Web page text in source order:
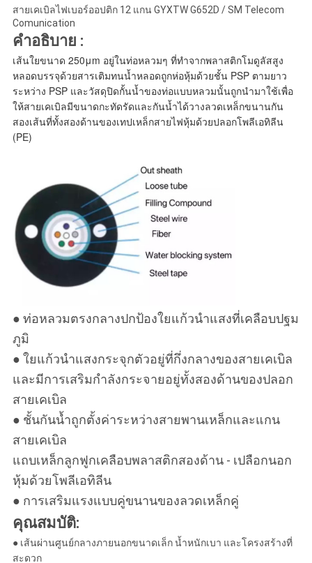
สายเคเบิลไฟเบอร์ออปติก 12 แกน GYXTW G652D / SM Telecom
Comunication
คำอธิบาย :
เส้นใยขนาด 250μm อยู่ในท่อหลวมๆ ที่ทำจากพลาสติกโมดูลัสสูง
หลอดบรรจุด้วยสารเติมทนน้ำหลอดถูกห่อหุ้มด้วยชั้น PSP ตามยาว
ระหว่าง PSP และวัสดุปิดกั้นน้ำของท่อแบบหลวมนั้นถูกนำมาใช้เพื่อ
ให้สายเคเบิลมีขนาดกะทัดรัดและกันน้ำได้วางลวดเหล็กขนานกัน
สองเส้นที่ทั้งสองด้านของเทปเหล็กสายไฟหุ้มด้วยปลอกโพลีเอทิลีน
(PE)
● ท่อหลวมตรงกลางปกป้องใยแก้วนำแสงที่เคลือบปฐม
ภูมิ
● ใยแก้วนำแสงกระจุกตัวอยู่ที่กึ่งกลางของสายเคเบิล
และมีการเสริมกำลังกระจายอยู่ทั้งสองด้านของปลอก
สายเคเบิล
● ชั้นกันน้ำถูกตั้งค่าระหว่างสายพานเหล็กและแกน
สายเคเบิล
แถบเหล็กลูกฟูกเคลือบพลาสติกสองด้าน - เปลือกนอก
หุ้มด้วยโพลีเอทิลีน
● การเสริมแรงแบบคู่ขนานของลวดเหล็กคู่
คุณสมบัติ:
● เส้นผ่านศูนย์กลางภายนอกขนาดเล็ก น้ำหนักเบา และโครงสร้างที่
สะดวก